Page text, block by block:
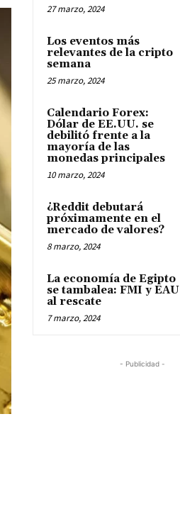
27 marzo, 2024
Los eventos más
relevantes de la cripto
semana
25 marzo, 2024
Calendario Forex:
Dólar de EE.UU. se
debilitó frente a la
mayoría de las
monedas principales
10 marzo, 2024
¿Reddit debutará
próximamente en el
mercado de valores?
8 marzo, 2024
La economía de Egipto
se tambalea: FMI y EAU
al rescate
7 marzo, 2024
- Publicidad -